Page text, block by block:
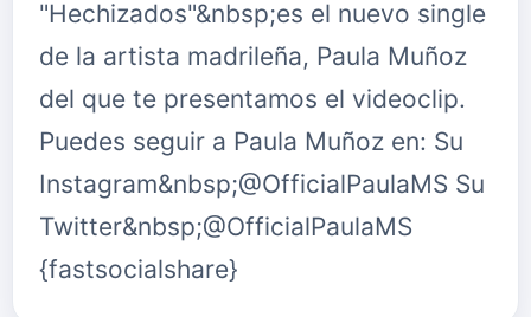
"Hechizados"&nbsp;es el nuevo single
de la artista madrileña, Paula Muñoz
del que te presentamos el videoclip.
Puedes seguir a Paula Muñoz en: Su
Instagram&nbsp;@OfficialPaulaMS Su
Twitter&nbsp;@OfficialPaulaMS
{fastsocialshare}